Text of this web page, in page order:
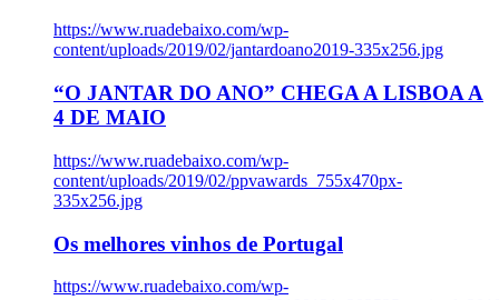
https://www.ruadebaixo.com/wp-
content/uploads/2019/02/jantardoano2019-335x256.jpg
“O JANTAR DO ANO” CHEGA A LISBOA A
4 DE MAIO
https://www.ruadebaixo.com/wp-
content/uploads/2019/02/ppvawards_755x470px-
335x256.jpg
Os melhores vinhos de Portugal
https://www.ruadebaixo.com/wp-